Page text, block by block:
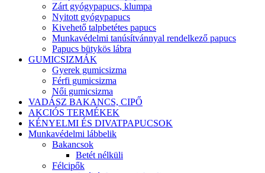
Zárt gyógypapucs, klumpa
Nyitott gyógypapucs
Kivehető talpbetétes papucs
Munkavédelmi tanúsítvánnyal rendelkező papucs
Papucs bütykös lábra
GUMICSIZMÁK
Gyerek gumicsizma
Férfi gumicsizma
Női gumicsizma
VADÁSZ BAKANCS, CIPŐ
AKCIÓS TERMÉKEK
KÉNYELMI ÉS DIVATPAPUCSOK
Munkavédelmi lábbelik
Bakancsok
Betét nélküli
Félcipők